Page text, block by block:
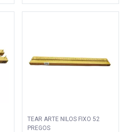
TEAR ARTE NILOS FIXO 52
PREGOS